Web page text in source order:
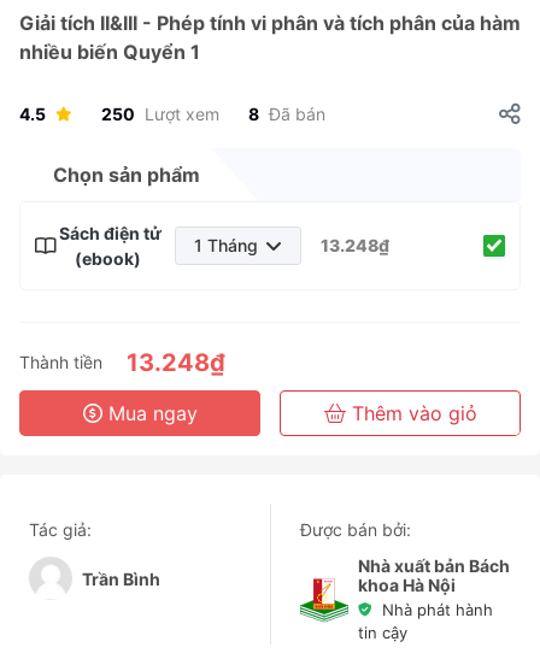
Giải tích II&III - Phép tính vi phân và tích phân của hàm
nhiều biến Quyển 1
4.5 250 Lượt xem 8 Đã bán
Chọn sản phẩm
Sách điện tử
(ebook)
1 Tháng
6 Tháng
3 Năm
13.248₫
Thành tiền 13.248₫
Mua ngay Thêm vào giỏ
Tác giả:
Trần Bình
Được bán bởi:
Nhà xuất bản Bách
khoa Hà Nội
Nhà phát hành
tin cậy